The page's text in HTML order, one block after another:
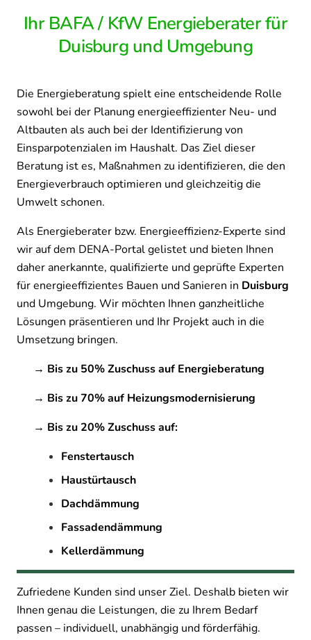
Ihr BAFA / KfW Energieberater für
Duisburg und Umgebung
Die Energieberatung spielt eine entscheidende Rolle
sowohl bei der Planung energieeffizienter Neu- und
Altbauten als auch bei der Identifizierung von
Einsparpotenzialen im Haushalt. Das Ziel dieser
Beratung ist es, Maßnahmen zu identifizieren, die den
Energieverbrauch optimieren und gleichzeitig die
Umwelt schonen.
Als Energieberater bzw. Energieeffizienz-Experte sind
wir auf dem DENA-Portal gelistet und bieten Ihnen
daher anerkannte, qualifizierte und geprüfte Experten
für energieeffizientes Bauen und Sanieren in Duisburg
und Umgebung. Wir möchten Ihnen ganzheitliche
Lösungen präsentieren und Ihr Projekt auch in die
Umsetzung bringen.
→ Bis zu 50% Zuschuss auf Energieberatung
→ Bis zu 70% auf Heizungsmodernisierung
→ Bis zu 20% Zuschuss auf:
Fenstertausch
Haustürtausch
Dachdämmung
Fassadendämmung
Kellerdämmung
Zufriedene Kunden sind unser Ziel. Deshalb bieten wir
Ihnen genau die Leistungen, die zu Ihrem Bedarf
passen – individuell, unabhängig und förderfähig.